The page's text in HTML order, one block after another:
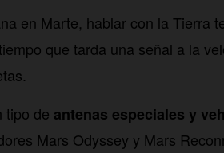
en Marte, hablar con la Tierra
que tarda una señal a la
tipo de antenas especiales y
Mars Odyssey y Mars